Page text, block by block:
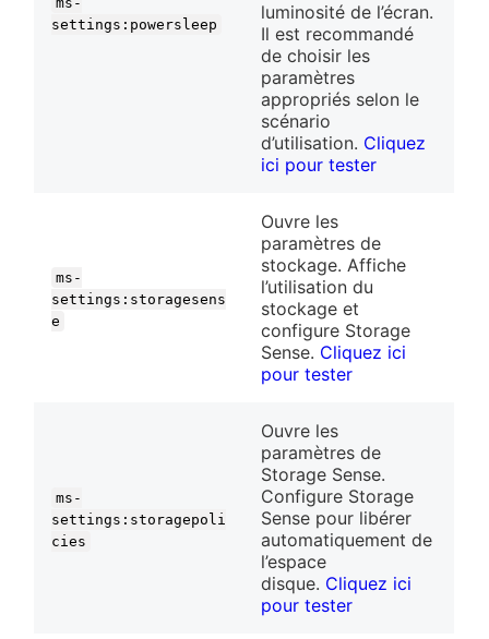
settings:powersleep
luminosité de l’écran.
Il est recommandé
de choisir les
paramètres
appropriés selon le
scénario
d’utilisation. Cliquez
ici pour tester
ms-
settings:storagesens
e
Ouvre les
paramètres de
stockage. Affiche
l’utilisation du
stockage et
configure Storage
Sense. Cliquez ici
pour tester
ms-
settings:storagepoli
cies
Ouvre les
paramètres de
Storage Sense.
Configure Storage
Sense pour libérer
automatiquement de
l’espace
disque. Cliquez ici
pour tester